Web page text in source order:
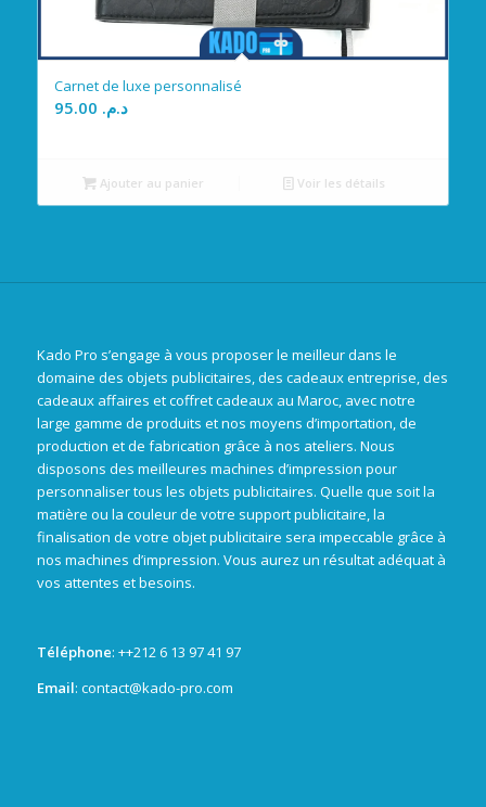
Carnet de luxe personnalisé
د.م.
Ajouter au panier Voir les détails
Kado Pro s’engage à vous proposer le meilleur dans le
domaine des objets publicitaires, des cadeaux entreprise, des
cadeaux affaires et coffret cadeaux au Maroc, avec notre
large gamme de produits et nos moyens d’importation, de
production et de fabrication grâce à nos ateliers. Nous
disposons des meilleures machines d’impression pour
personnaliser tous les objets publicitaires. Quelle que soit la
matière ou la couleur de votre support publicitaire, la
finalisation de votre objet publicitaire sera impeccable grâce à
nos machines d’impression. Vous aurez un résultat adéquat à
vos attentes et besoins.
Téléphone: ++212 6 13 97 41 97
Email: contact@kado-pro.com